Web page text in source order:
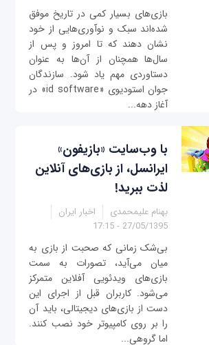
بازی‌های بسیار کمی در تاریخ موفق
شده‌اند سبک و نوآوری‌هایی از خود
نشان دهند که تا امروز و پس از
سال‌ها همچنان از آن‌ها به عنوان
دستاوردی مهم یاد شود. سازندگان
جوان استودیوی «id software» در
آغاز دهه...
با وب‌سایت «بازیفون»
ایرانسل، از بازی‌های آنلاین
لذت ببرید!
بهنام علیمحمدی
اخبار ایران
27/05/1395 - 17:15
بی‌شک زمانی که صحبت از بازی‌ به
میان می‌آید، تصورات به سمت
بازی‌های ویدئویی آفلاین متمرکز
می‌شود. کاربران قبل از اجرای این
دست از بازی‌های دیجیتالی، باید آن
را بر روی کامپیوتر خود نصب کنند.
اما گروهی...